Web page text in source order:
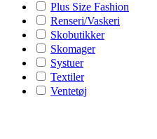
Plus Size Fashion
Renseri/Vaskeri
Skobutikker
Skomager
Systuer
Textiler
Ventetøj